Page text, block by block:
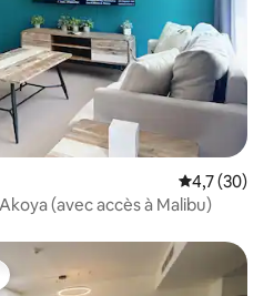
Évaluation
4,7 (30)
(avec accès à Malibu)